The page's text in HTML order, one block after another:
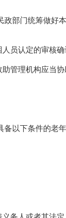
部门统筹做好
认定的审核确
管理机构应当
以下条件的老年